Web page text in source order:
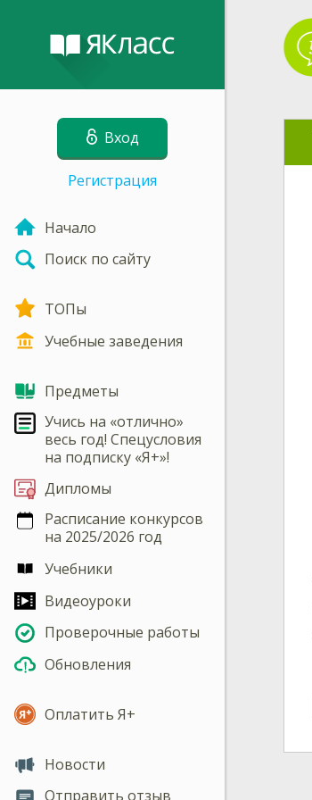
Вход
Регистрация
Начало
Поиск по сайту
ТОПы
Учебные заведения
Предметы
Учись на «отлично»
весь год! Спецусловия
на подписку «Я+»!
Дипломы
Расписание конкурсов
на 2025/2026 год
Учебники
Видеоуроки
Проверочные работы
Обновления
Оплатить Я+
Новости
Отправить отзыв